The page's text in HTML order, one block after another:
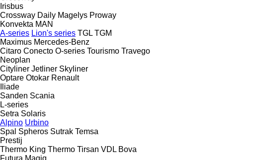
Irisbus
Crossway Daily Magelys Proway
Konvekta MAN
A-series Lion's series TGL TGM
Maximus Mercedes-Benz
Citaro Conecto O-series Tourismo Travego
Neoplan
Cityliner Jetliner Skyliner
Optare Otokar Renault
Iliade
Sanden Scania
L-series
Setra Solaris
Alpino Urbino
Spal Spheros Sutrak Temsa
Prestij
Thermo King Thermo Tirsan VDL Bova
Futura Magiq